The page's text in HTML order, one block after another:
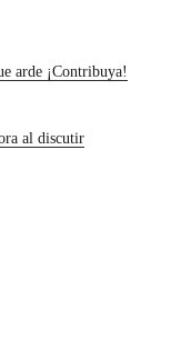
arde ¡Contribuya!
al discutir